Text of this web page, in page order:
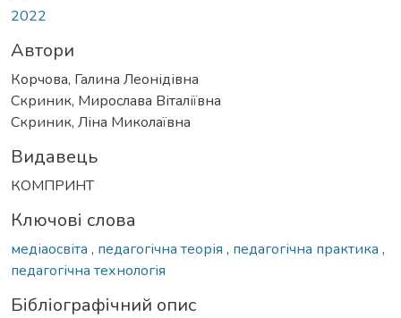
2022
Автори
Корчова, Галина Леонідівна
Скриник, Мирослава Віталіївна
Скриник, Ліна Миколаївна
Видавець
КОМПРИНТ
Ключові слова
медіаосвіта , педагогічна теорія , педагогічна практика ,
педагогічна технологія
Бібліографічний опис